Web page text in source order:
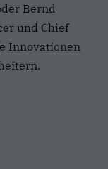
Bernd
und Chief
Innovationen